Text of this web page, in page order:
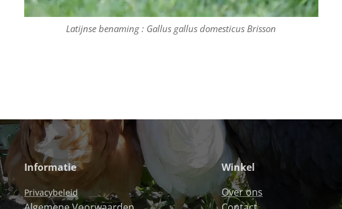
Latijnse benaming : Gallus gallus domesticus Brisson
Informatie
Privacybeleid
Winkel
Over ons